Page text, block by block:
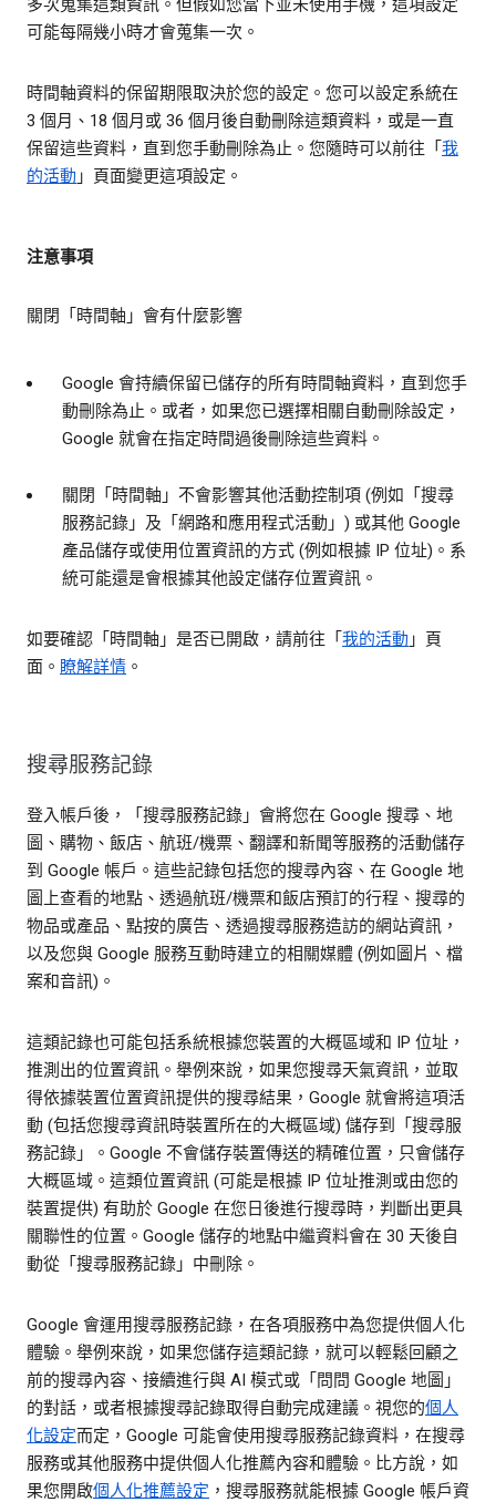
多次蒐集這類資訊。但假如您當下並未使用手機，這項設定
可能每隔幾小時才會蒐集一次。
時間軸資料的保留期限取決於您的設定。您可以設定系統在
3 個月、18 個月或 36 個月後自動刪除這類資料，或是一直
保留這些資料，直到您手動刪除為止。您隨時可以前往「 我
的活動 」頁面變更這項設定。
注意事項
關閉「時間軸」會有什麼影響
Google 會持續保留已儲存的所有時間軸資料，直到您手
動刪除為止。或者，如果您已選擇相關自動刪除設定，
Google 就會在指定時間過後刪除這些資料。
關閉「時間軸」不會影響其他活動控制項 (例如「搜尋
服務記錄」及「網路和應用程式活動」) 或其他 Google
產品儲存或使用位置資訊的方式 (例如根據 IP 位址)。系
統可能還是會根據其他設定儲存位置資訊。
如要確認「時間軸」是否已開啟，請前往「 我的活動 」頁
面。 瞭解詳情 。
搜尋服務記錄
登入帳戶後，「搜尋服務記錄」會將您在 Google 搜尋、地
圖、購物、飯店、航班/機票、翻譯和新聞等服務的活動儲存
到 Google 帳戶。這些記錄包括您的搜尋內容、在 Google 地
圖上查看的地點、透過航班/機票和飯店預訂的行程、搜尋的
物品或產品、點按的廣告、透過搜尋服務造訪的網站資訊，
以及您與 Google 服務互動時建立的相關媒體 (例如圖片、檔
案和音訊)。
這類記錄也可能包括系統根據您裝置的大概區域和 IP 位址，
推測出的位置資訊。舉例來說，如果您搜尋天氣資訊，並取
得依據裝置位置資訊提供的搜尋結果，Google 就會將這項活
動 (包括您搜尋資訊時裝置所在的大概區域) 儲存到「搜尋服
務記錄」。Google 不會儲存裝置傳送的精確位置，只會儲存
大概區域。這類位置資訊 (可能是根據 IP 位址推測或由您的
裝置提供) 有助於 Google 在您日後進行搜尋時，判斷出更具
關聯性的位置。Google 儲存的地點中繼資料會在 30 天後自
動從「搜尋服務記錄」中刪除。
Google 會運用搜尋服務記錄，在各項服務中為您提供個人化
體驗。舉例來說，如果您儲存這類記錄，就可以輕鬆回顧之
前的搜尋內容、接續進行與 AI 模式或「問問 Google 地圖」
的對話，或者根據搜尋記錄取得自動完成建議。視您的個人
化設定而定，Google 可能會使用搜尋服務記錄資料，在搜尋
服務或其他服務中提供個人化推薦內容和體驗。比方說，如
果您開啟個人化推薦設定 ，搜尋服務就能根據 Google 帳戶資